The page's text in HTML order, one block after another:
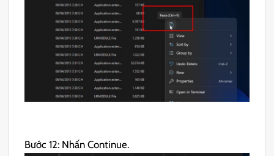
Bước 12: Nhấn Continue.